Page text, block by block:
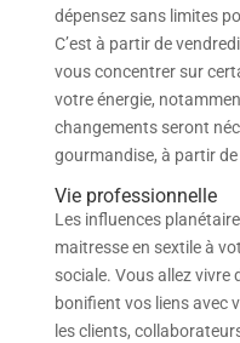
dépensez sans limites
C’est à partir de
vous concentrer sur
votre énergie,
changements seront
gourmandise, à partir
Vie professionnelle
Les influences
maitresse en sextile à
sociale. Vous allez vivre
bonifient vos liens avec
les clients,